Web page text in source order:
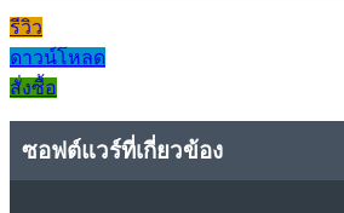
รีวิว
ดาวน์โหลด
สั่งซื้อ
ซอฟต์แวร์ที่เกี่ยวข้อง